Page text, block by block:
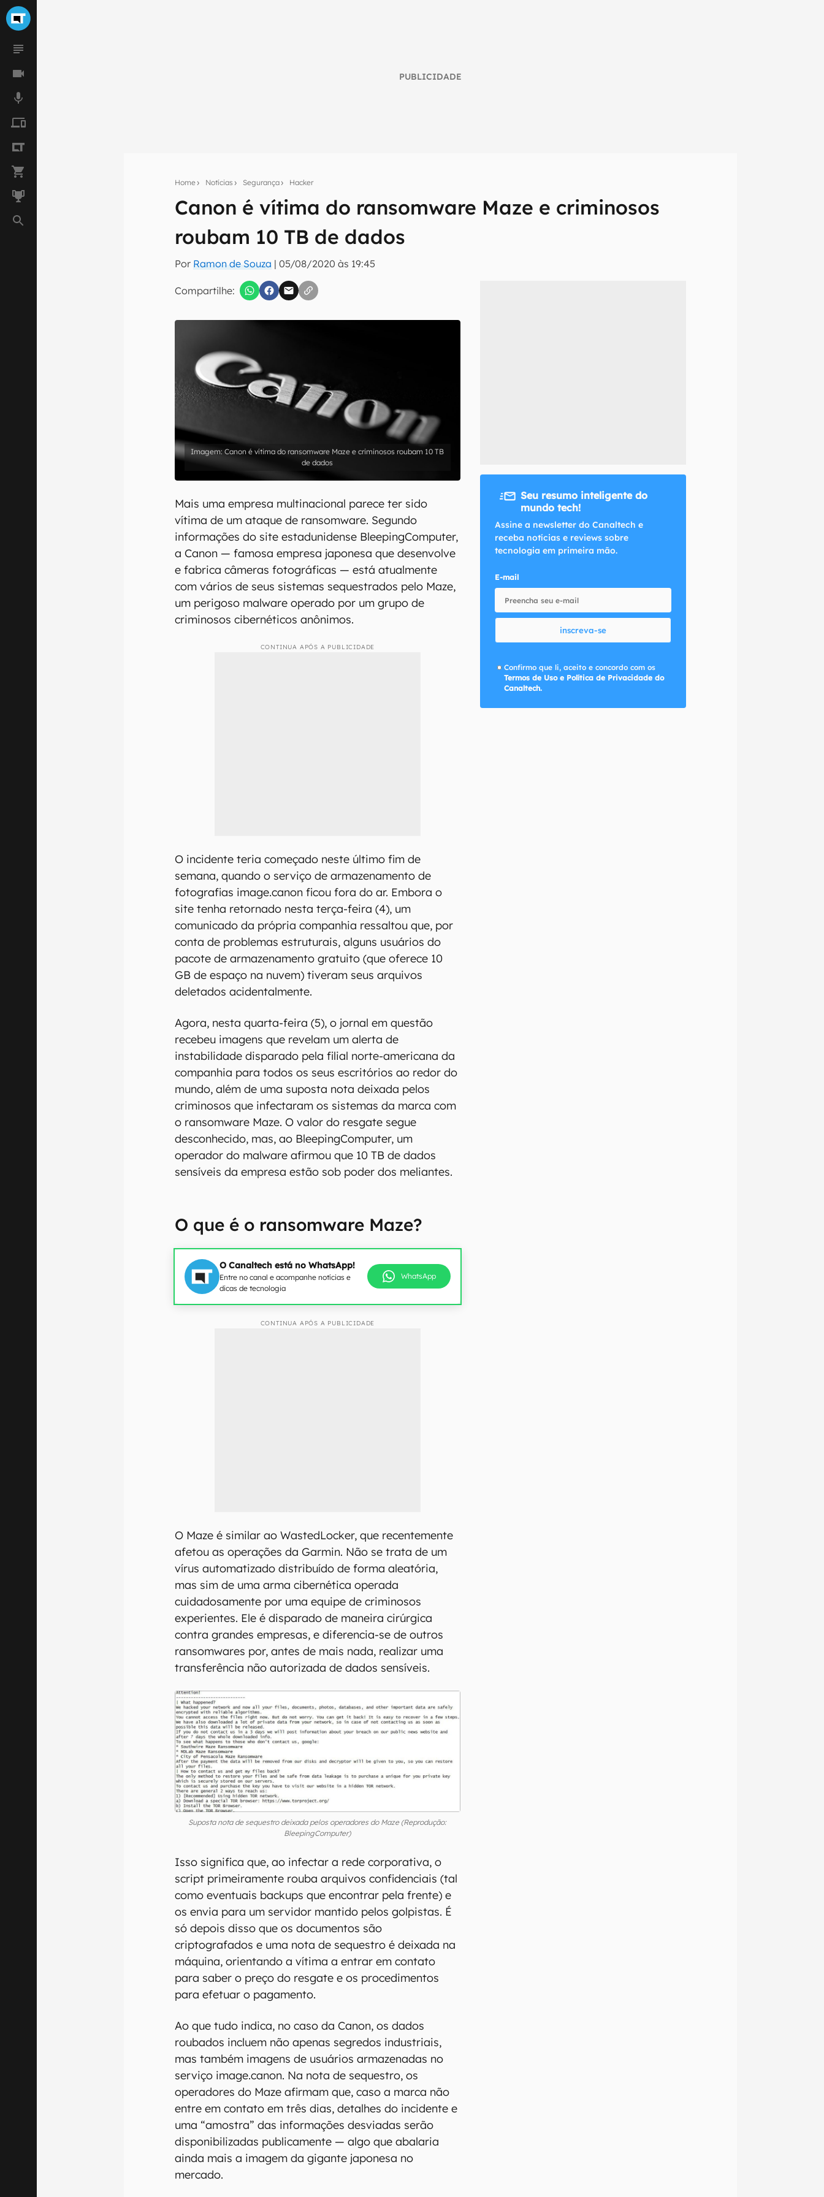
PUBLICIDADE
Home Notícias Segurança Hacker
Canon é vítima do ransomware Maze e criminosos
roubam 10 TB de dados
Por Ramon de Souza |05/08/2020 às 19:45
Compartilhe:
Assine a newsletter do Canaltech e receba notícias e reviews sobre tecnologia em primeira
Confirmo que li, aceito e concordo com os
Canon é vítima do ransomware Maze e criminosos roubam 10 TB
de dados
Mais uma empresa multinacional parece ter sido
vítima de um ataque de ransomware. Segundo
informações do site estadunidense BleepingComputer,
a Canon — famosa empresa japonesa que desenvolve
e fabrica câmeras fotográficas — está atualmente
com vários de seus sistemas sequestrados pelo Maze,
um perigoso malware operado por um grupo de
criminosos cibernéticos anônimos.
CONTINUA APÓS A PUBLICIDADE
O incidente teria começado neste último fim de
semana, quando o serviço de armazenamento de
fotografias image.canon ficou fora do ar. Embora o
site tenha retornado nesta terça-feira (4), um
comunicado da própria companhia ressaltou que, por
conta de problemas estruturais, alguns usuários do
pacote de armazenamento gratuito (que oferece 10
GB de espaço na nuvem) tiveram seus arquivos
deletados acidentalmente.
Agora, nesta quarta-feira (5), o jornal em questão
recebeu imagens que revelam um alerta de
instabilidade disparado pela filial norte-americana da
companhia para todos os seus escritórios ao redor do
mundo, além de uma suposta nota deixada pelos
criminosos que infectaram os sistemas da marca com
o ransomware Maze. O valor do resgate segue
desconhecido, mas, ao BleepingComputer, um
operador do malware afirmou que 10 TB de dados
sensíveis da empresa estão sob poder dos meliantes.
O que é o ransomware Maze?
O Canaltech está no WhatsApp!
Entre no canal e acompanhe notícias e
dicas de tecnologia
WhatsApp
CONTINUA APÓS A PUBLICIDADE
O Maze é similar ao WastedLocker, que recentemente
afetou as operações da Garmin. Não se trata de um
vírus automatizado distribuído de forma aleatória,
mas sim de uma arma cibernética operada
cuidadosamente por uma equipe de criminosos
experientes. Ele é disparado de maneira cirúrgica
contra grandes empresas, e diferencia-se de outros
ransomwares por, antes de mais nada, realizar uma
transferência não autorizada de dados sensíveis.
Suposta nota de sequestro deixada pelos operadores do Maze (Reprodução:
BleepingComputer)
Isso significa que, ao infectar a rede corporativa, o
script primeiramente rouba arquivos confidenciais (tal
como eventuais backups que encontrar pela frente) e
os envia para um servidor mantido pelos golpistas. É
só depois disso que os documentos são
criptografados e uma nota de sequestro é deixada na
máquina, orientando a vítima a entrar em contato
para saber o preço do resgate e os procedimentos
para efetuar o pagamento.
Ao que tudo indica, no caso da Canon, os dados
roubados incluem não apenas segredos industriais,
mas também imagens de usuários armazenadas no
serviço image.canon. Na nota de sequestro, os
operadores do Maze afirmam que, caso a marca não
entre em contato em três dias, detalhes do incidente e
uma “amostra” das informações desviadas serão
disponibilizadas publicamente — algo que abalaria
ainda mais a imagem da gigante japonesa no
mercado.
Seu resumo inteligente do
mundo tech!
Assine a newsletter do Canaltech e
receba notícias e reviews sobre
tecnologia em primeira mão.
E-mail
inscreva-se
Confirmo que li, aceito e concordo com os
Termos de Uso e Política de Privacidade do
Canaltech.